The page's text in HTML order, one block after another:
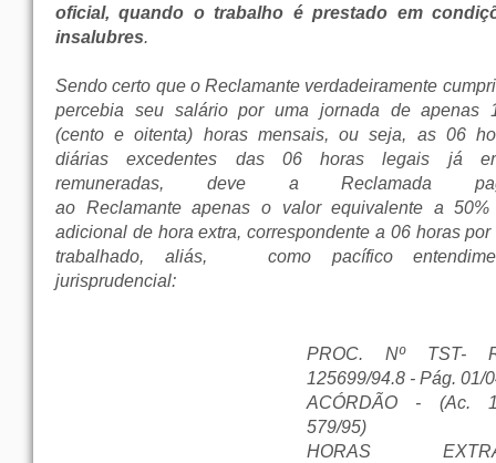
oficial, quando o trabalho é prestado em
insalubres.
Sendo certo que o Reclamante verdadeiramente
percebia seu salário por uma jornada de apenas
(cento e oitenta) horas mensais, ou seja, as 06
diárias excedentes das 06 horas legais já
remuneradas, deve a Reclamada
ao Reclamante apenas o valor equivalente a
adicional de hora extra, correspondente a 06 horas por
trabalhado, aliás, como pacífico
jurisprudencial:
PROC. Nº TST-
125699/94.8 - Pág. 01/
ACÓRDÃO - (Ac.
579/95)
HORAS